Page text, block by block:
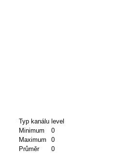
Typ kanálu level
Minimum
0
Maximum
0
Průměr
0